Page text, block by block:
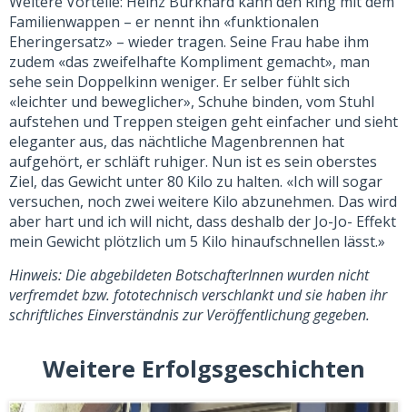
Familienwappen – er nennt ihn «funktionalen
Eheringersatz» – wieder tragen. Seine Frau habe ihm
zudem «das zweifelhafte Kompliment gemacht», man
sehe sein Doppelkinn weniger. Er selber fühlt sich
«leichter und beweglicher», Schuhe binden, vom Stuhl
aufstehen und Treppen steigen geht einfacher und sieht
eleganter aus, das nächtliche Magenbrennen hat
aufgehört, er schläft ruhiger. Nun ist es sein oberstes
Ziel, das Gewicht unter 80 Kilo zu halten. «Ich will sogar
versuchen, noch zwei weitere Kilo abzunehmen. Das wird
aber hart und ich will nicht, dass deshalb der Jo-Jo- Effekt
mein Gewicht plötzlich um 5 Kilo hinaufschnellen lässt.»
Hinweis: Die abgebildeten BotschafterInnen wurden nicht
verfremdet bzw. fototechnisch verschlankt und sie haben ihr
schriftliches Einverständnis zur Veröffentlichung gegeben.
Weitere Erfolgsgeschichten